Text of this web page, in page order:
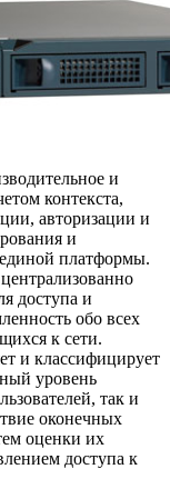
и
контекста,
авторизации и
и
платформы.
доступа и
обо всех
к сети.
и классифицирует
уровень
так и
оконечных
оценки их
доступа к